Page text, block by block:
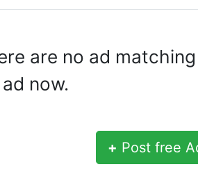
are no ad
now.
+ Post free